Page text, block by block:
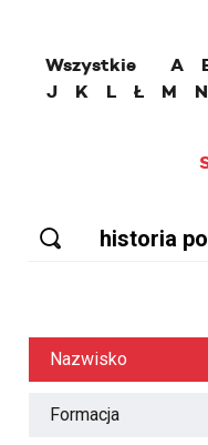
Wszystkie A
J
K L Ł M N
Nazwisko
Formacja